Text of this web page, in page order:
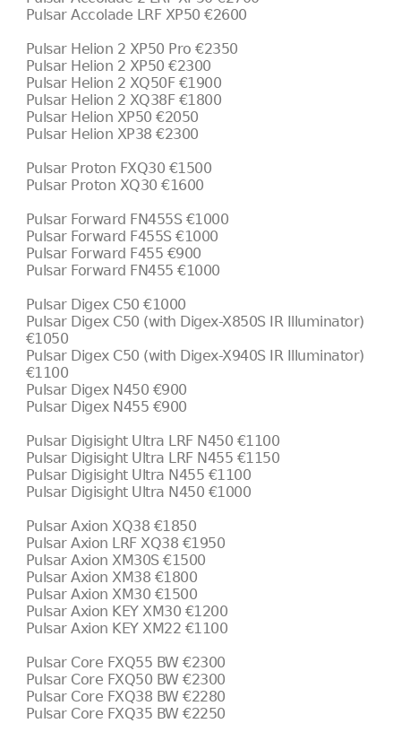
Pulsar Accolade LRF XP50 €2600
Pulsar Helion 2 XP50 Pro €2350
Pulsar Helion 2 XP50 €2300
Pulsar Helion 2 XQ50F €1900
Pulsar Helion 2 XQ38F €1800
Pulsar Helion XP50 €2050
Pulsar Helion XP38 €2300
Pulsar Proton FXQ30 €1500
Pulsar Proton XQ30 €1600
Pulsar Forward FN455S €1000
Pulsar Forward F455S €1000
Pulsar Forward F455 €900
Pulsar Forward FN455 €1000
Pulsar Digex С50 €1000
Pulsar Digex C50 (with Digex-X850S IR Illuminator)
€1050
Pulsar Digex C50 (with Digex-X940S IR Illuminator)
€1100
Pulsar Digex N450 €900
Pulsar Digex N455 €900
Pulsar Digisight Ultra LRF N450 €1100
Pulsar Digisight Ultra LRF N455 €1150
Pulsar Digisight Ultra N455 €1100
Pulsar Digisight Ultra N450 €1000
Pulsar Axion XQ38 €1850
Pulsar Axion LRF XQ38 €1950
Pulsar Axion XM30S €1500
Pulsar Axion XM38 €1800
Pulsar Axion XM30 €1500
Pulsar Axion KEY XM30 €1200
Pulsar Axion KEY XM22 €1100
Pulsar Core FXQ55 BW €2300
Pulsar Core FXQ50 BW €2300
Pulsar Core FXQ38 BW €2280
Pulsar Core FXQ35 BW €2250